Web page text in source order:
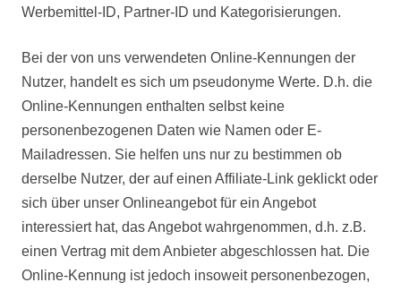
Werbemittel-ID, Partner-ID und Kategorisierungen.
Bei der von uns verwendeten Online-Kennungen der
Nutzer, handelt es sich um pseudonyme Werte. D.h. die
Online-Kennungen enthalten selbst keine
personenbezogenen Daten wie Namen oder E-
Mailadressen. Sie helfen uns nur zu bestimmen ob
derselbe Nutzer, der auf einen Affiliate-Link geklickt oder
sich über unser Onlineangebot für ein Angebot
interessiert hat, das Angebot wahrgenommen, d.h. z.B.
einen Vertrag mit dem Anbieter abgeschlossen hat. Die
Online-Kennung ist jedoch insoweit personenbezogen,